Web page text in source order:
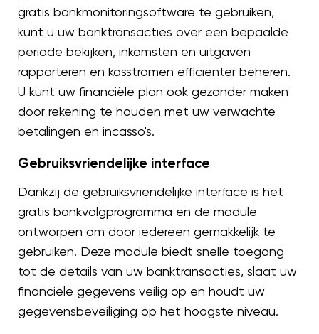
gratis bankmonitoringsoftware te gebruiken,
kunt u uw banktransacties over een bepaalde
periode bekijken, inkomsten en uitgaven
rapporteren en kasstromen efficiënter beheren.
U kunt uw financiële plan ook gezonder maken
door rekening te houden met uw verwachte
betalingen en incasso's.
Gebruiksvriendelijke interface
Dankzij de gebruiksvriendelijke interface is het
gratis bankvolgprogramma en de module
ontworpen om door iedereen gemakkelijk te
gebruiken. Deze module biedt snelle toegang
tot de details van uw banktransacties, slaat uw
financiële gegevens veilig op en houdt uw
gegevensbeveiliging op het hoogste niveau.